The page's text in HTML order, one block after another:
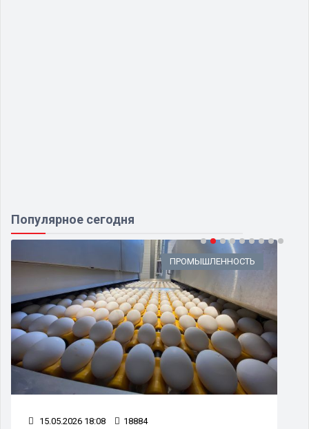
Популярное сегодня
ПРОМЫШЛЕННОСТЬ
15.05.2026 18:08 18884